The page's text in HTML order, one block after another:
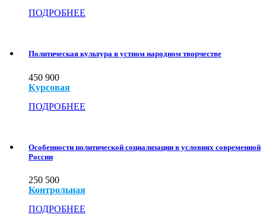
ПОДРОБНЕЕ
Политическая культура в устном народном творчестве
450 900
Курсовая
ПОДРОБНЕЕ
Особенности политической социализации в условиях современной
России
250 500
Контрольная
ПОДРОБНЕЕ